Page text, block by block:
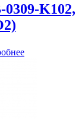
0309-K102,